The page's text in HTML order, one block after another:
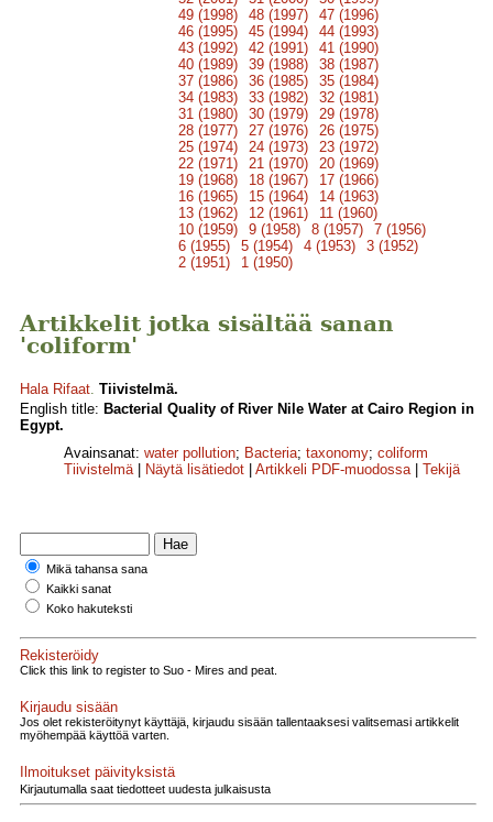
49 (1998)
48 (1997)
47 (1996)
46 (1995)
45 (1994)
44 (1993)
43 (1992)
42 (1991)
41 (1990)
40 (1989)
39 (1988)
38 (1987)
37 (1986)
36 (1985)
35 (1984)
34 (1983)
33 (1982)
32 (1981)
31 (1980)
30 (1979)
29 (1978)
28 (1977)
27 (1976)
26 (1975)
25 (1974)
24 (1973)
23 (1972)
22 (1971)
21 (1970)
20 (1969)
19 (1968)
18 (1967)
17 (1966)
16 (1965)
15 (1964)
14 (1963)
13 (1962)
12 (1961)
11 (1960)
10 (1959)
9 (1958) 8 (1957)
7 (1956)
6 (1955)
5 (1954) 4 (1953)
3 (1952)
2 (1951)
1 (1950)
Artikkelit jotka sisältää sanan
'coliform'
Hala Rifaat. Tiivistelmä.
English title: Bacterial Quality of River Nile Water at Cairo Region in
Egypt.
Avainsanat: water pollution; Bacteria; taxonomy; coliform
Tiivistelmä| Näytä lisätiedot Artikkeli PDF-muodossa| Tekijä
Mikä tahansa sana
Kaikki sanat
Koko hakuteksti
Rekisteröidy
Click this link to register to Suo - Mires and peat.
Kirjaudu sisään
Jos olet rekisteröitynyt käyttäjä, kirjaudu sisään tallentaaksesi valitsemasi artikkelit
myöhempää käyttöä varten.
Ilmoitukset päivityksistä
Kirjautumalla saat tiedotteet uudesta julkaisusta